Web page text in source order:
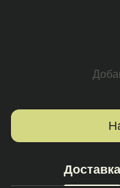
Доставка